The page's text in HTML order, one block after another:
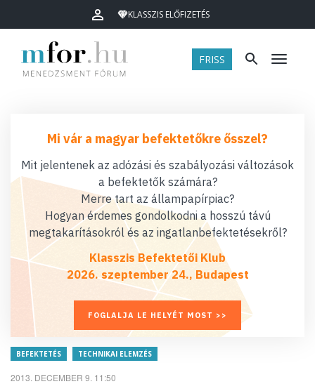
KLASSZIS ELŐFIZETÉS
FRISS Menü
Mi vár a magyar befektetőkre ősszel?
Mit jelentenek az adózási és szabályozási változások
a befektetők számára?
Merre tart az állampapírpiac?
Hogyan érdemes gondolkodni a hosszú távú
megtakarításokról és az ingatlanbefektetésekről?
Klasszis Befektetői Klub
2026. szeptember 24., Budapest
FOGLALJA LE HELYÉT MOST >>
BEFEKTETÉS TECHNIKAI ELEMZÉS
2013. DECEMBER 9. 11:50